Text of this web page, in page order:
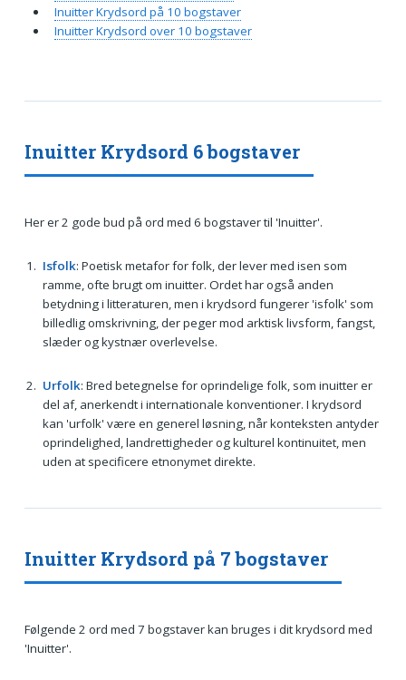
Inuitter Krydsord 6 bogstaver
Her er 2 gode bud på ord med 6 bogstaver til 'Inuitter'.
Isfolk: Poetisk metafor for folk, der lever med isen som
ramme, ofte brugt om inuitter. Ordet har også anden
betydning i litteraturen, men i krydsord fungerer 'isfolk' som
billedlig omskrivning, der peger mod arktisk livsform, fangst,
slæder og kystnær overlevelse.
Urfolk: Bred betegnelse for oprindelige folk, som inuitter er
del af, anerkendt i internationale konventioner. I krydsord
kan 'urfolk' være en generel løsning, når konteksten antyder
oprindelighed, landrettigheder og kulturel kontinuitet, men
uden at specificere etnonymet direkte.
Inuitter Krydsord på 7 bogstaver
Følgende 2 ord med 7 bogstaver kan bruges i dit krydsord med
'Inuitter'.
Inuitter Krydsord på 10 bogstaver
Inuitter Krydsord over 10 bogstaver